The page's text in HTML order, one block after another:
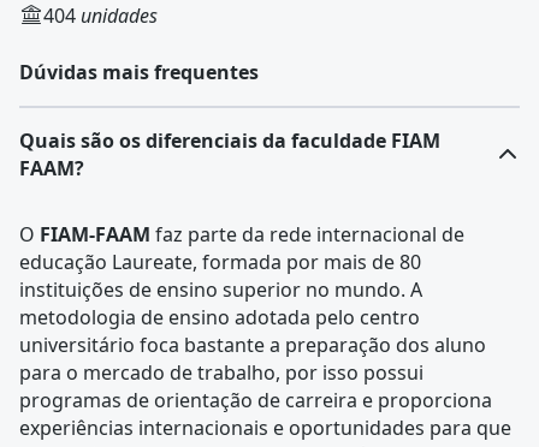
404 unidades
Dúvidas mais frequentes
Quais são os diferenciais da faculdade FIAM
FAAM?
O FIAM-FAAM faz parte da rede internacional de
educação Laureate, formada por mais de 80
instituições de ensino superior no mundo. A
metodologia de ensino adotada pelo centro
universitário foca bastante a preparação dos aluno
para o mercado de trabalho, por isso possui
programas de orientação de carreira e proporciona
experiências internacionais e oportunidades para que